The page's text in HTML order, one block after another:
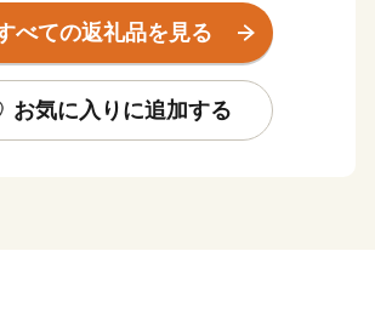
台所。
物ではホタテ・牡蠣・サケなどがありま
べての返礼品を見る
お気に入りに追加する